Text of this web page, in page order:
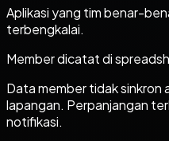
Aplikasi yang tim benar-
terbengkalai.
Member dicatat di
Data member tidak sinkron
lapangan. Perpanjangan
notifikasi.